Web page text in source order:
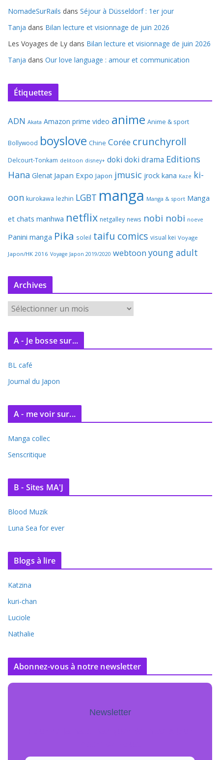
NomadeSurRails dans Séjour à Düsseldorf : 1er jour
Tanja dans Bilan lecture et visionnage de juin 2026
Les Voyages de Ly dans Bilan lecture et visionnage de juin 2026
Tanja dans Our love language : amour et communication
Étiquettes
ADN Akata Amazon prime video anime Anime & sport
Bollywood boyslove Chine Corée crunchyroll
Delcourt-Tonkam delitoon disney+ doki doki drama Editions
Hana Glenat Japan Expo Japon jmusic jrock kana Kaze ki-
oon kurokawa lezhin LGBT manga Manga & sport Manga
et chats manhwa netflix netgalley news nobi nobi noeve
Panini manga Pika soleil taifu comics visual kei Voyage
Japon/HK 2016 Voyage Japon 2019/2020 webtoon young adult
Archives
r
c
v
e
A - Je bosse sur...
BL café
Journal du Japon
A - me voir sur...
Manga collec
Senscritique
B - Sites MA'J
Blood Muzik
Luna Sea for ever
Blogs à lire
Katzina
kuri-chan
Luciole
Nathalie
Abonnez-vous à notre newsletter
Newsletter